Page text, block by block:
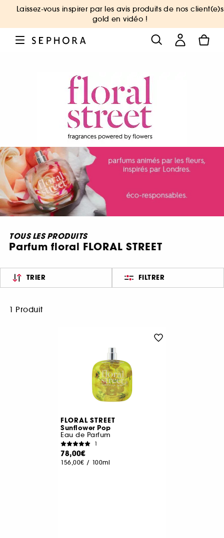
Laissez-vous inspirer par les avis produits de nos client(e)s
gold en vidéo !
TOUS LES PRODUITS
Parfum floral FLORAL STREET
TRIER FILTRER
1 Produit
FLORAL STREET
Sunflower Pop
Eau de Parfum
1
78,00€
156,00€ / 100ml